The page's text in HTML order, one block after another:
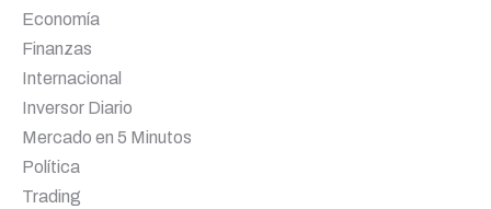
Economía
Finanzas
Internacional
Inversor Diario
Mercado en 5 Minutos
Política
Trading